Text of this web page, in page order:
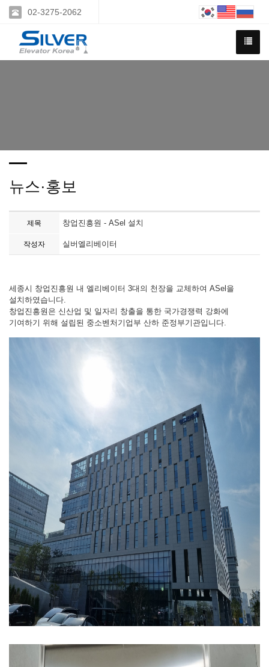
02-3275-2062
뉴스·홍보
제목 창업진흥원 - ASel 설치
작성자 실버엘리베이터
세종시 창업진흥원 내 엘리베이터 3대의 천장을 교체하여 ASel 을
설치하였습니다.
창업진흥원은 신산업 및 일자리 창출을 통한 국가경쟁력 강화에
기여하기 위해 설립된 중소벤처기업부 산하 준정부기관입니다.